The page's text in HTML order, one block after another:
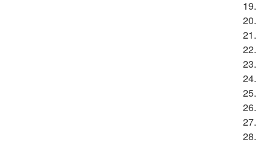
19.
20.
21.
22.
23.
24.
25.
26.
27.
28.